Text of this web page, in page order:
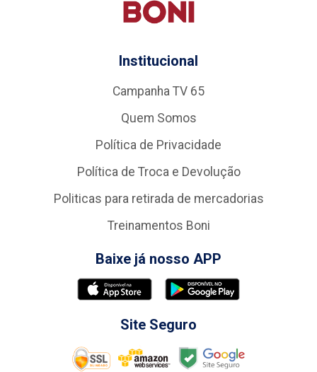
Institucional
Campanha TV 65
Quem Somos
Política de Privacidade
Política de Troca e Devolução
Politicas para retirada de mercadorias
Treinamentos Boni
Baixe já nosso APP
Site Seguro